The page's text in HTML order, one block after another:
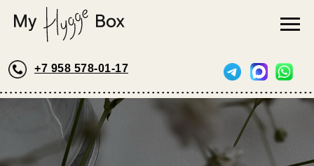
+7 958 578-01-17